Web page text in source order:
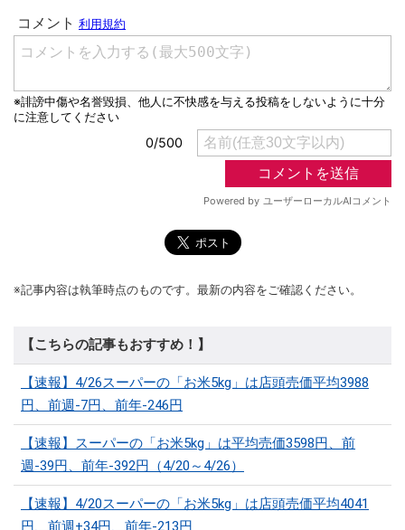
※記事内容は執筆時点のものです。最新の内容をご確認ください。
【こちらの記事もおすすめ！】
【速報】4/26スーパーの「お米5kg」は店頭売価平均3988
円、前週-7円、前年-246円
【速報】スーパーの「お米5kg」は平均売価3598円、前
週-39円、前年-392円（4/20～4/26）
【速報】4/20スーパーの「お米5kg」は店頭売価平均4041
円、前週+34円、前年-213円